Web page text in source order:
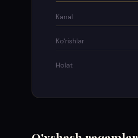
Kanal
Ko'rishlar
Holat